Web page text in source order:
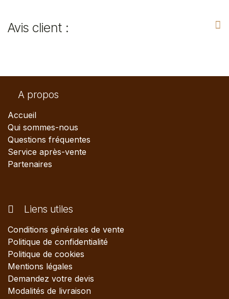
Avis client :
A propos
Accueil
Qui sommes-nous
Questions fréquentes
Service après-vente
Partenaires
Liens utiles
Conditions générales de vente
Politique de confidentialité
Politique de cookies
Mentions légales
Demandez votre devis
Modalités de livraison